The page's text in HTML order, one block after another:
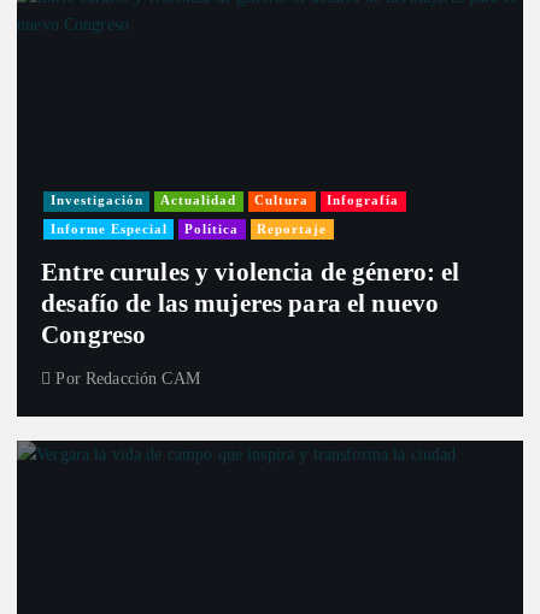
Investigación Actualidad Cultura Infografía
Informe Especial Política Reportaje
Entre curules y violencia de género: el
desafío de las mujeres para el nuevo
Congreso
Por Redacción CAM